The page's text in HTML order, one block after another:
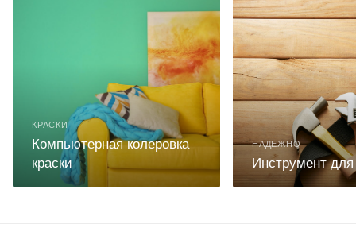
КРАСКИ
Компьютерная колеровка
краски
НАДЕЖНО
Инструмент